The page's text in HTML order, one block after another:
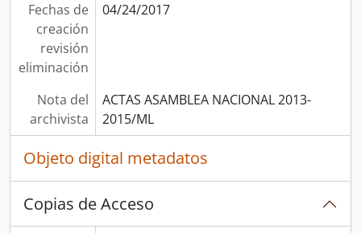
Fechas de
creación
revisión
eliminación
04/24/2017
Nota del
archivista
ACTAS ASAMBLEA NACIONAL 2013-
2015/ML
Objeto digital metadatos
Copias de Acceso